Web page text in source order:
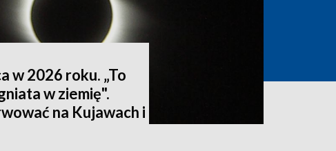
w 2026 roku. „To
w ziemię".
na Kujawach i